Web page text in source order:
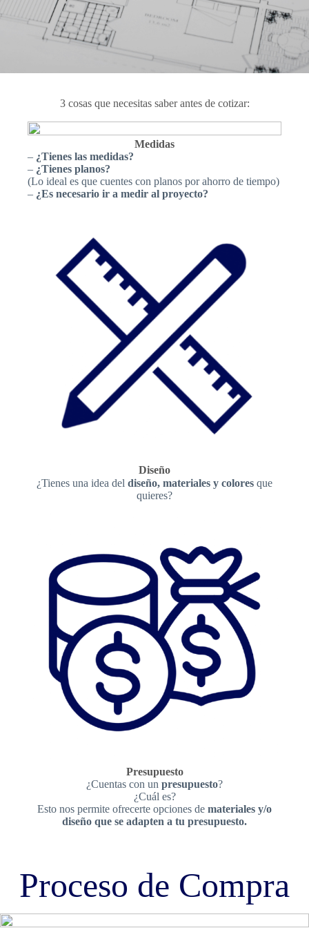
3 cosas que necesitas saber antes de cotizar:
Medidas
– ¿Tienes las medidas?
– ¿Tienes planos?
(Lo ideal es que cuentes con planos por ahorro de tiempo)
– ¿Es necesario ir a medir al proyecto?
Diseño
¿Tienes una idea del diseño, materiales y colores que
quieres?
Presupuesto
¿Cuentas con un presupuesto?
¿Cuál es?
Esto nos permite ofrecerte opciones de materiales y/o
diseño que se adapten a tu presupuesto.
Proceso de Compra